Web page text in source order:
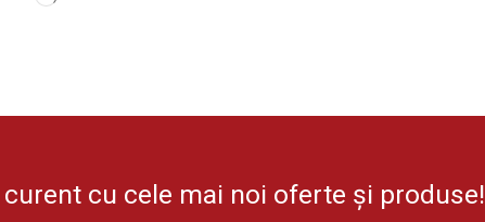
cu cele mai noi oferte și produse!